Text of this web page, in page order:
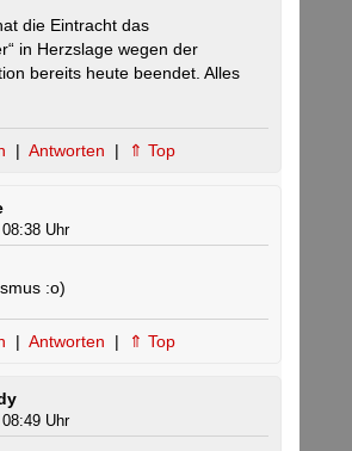
die Eintracht das
in Herzslage wegen der
bereits heute beendet. Alles
| Antworten | ⇑ Top
Uhr
:o)
| Antworten | ⇑ Top
Uhr